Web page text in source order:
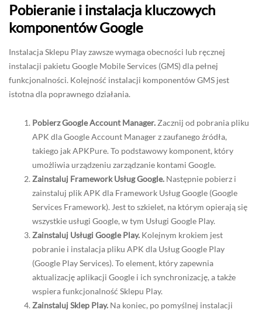
Pobieranie i instalacja kluczowych
komponentów Google
Instalacja Sklepu Play zawsze wymaga obecności lub ręcznej
instalacji pakietu Google Mobile Services (GMS) dla pełnej
funkcjonalności. Kolejność instalacji komponentów GMS jest
istotna dla poprawnego działania.
Pobierz Google Account Manager. Zacznij od pobrania pliku
APK dla Google Account Manager z zaufanego źródła,
takiego jak APKPure. To podstawowy komponent, który
umożliwia urządzeniu zarządzanie kontami Google.
Zainstaluj Framework Usług Google. Następnie pobierz i
zainstaluj plik APK dla Framework Usług Google (Google
Services Framework). Jest to szkielet, na którym opierają się
wszystkie usługi Google, w tym Usługi Google Play.
Zainstaluj Usługi Google Play. Kolejnym krokiem jest
pobranie i instalacja pliku APK dla Usług Google Play
(Google Play Services). To element, który zapewnia
aktualizację aplikacji Google i ich synchronizację, a także
wspiera funkcjonalność Sklepu Play.
Zainstaluj Sklep Play. Na koniec, po pomyślnej instalacji